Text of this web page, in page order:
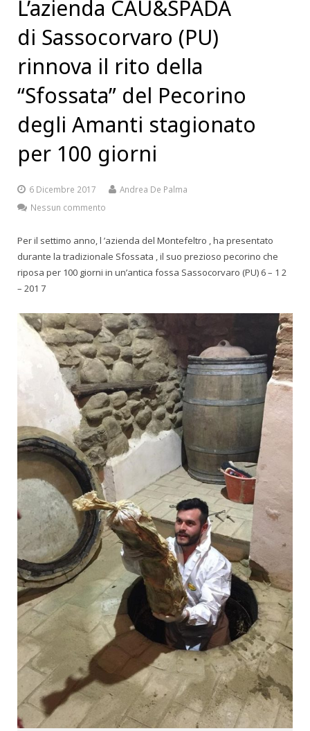
L’azienda CAU&SPADA
di Sassocorvaro (PU)
rinnova il rito della
“Sfossata” del Pecorino
degli Amanti stagionato
per 100 giorni
6 Dicembre 2017
Andrea De Palma
Nessun commento
Per il settimo anno, l ’azienda del Montefeltro , ha presentato
durante la tradizionale Sfossata , il suo prezioso pecorino che
riposa per 100 giorni in un’antica fossa Sassocorvaro (PU) 6 – 1 2
– 201 7